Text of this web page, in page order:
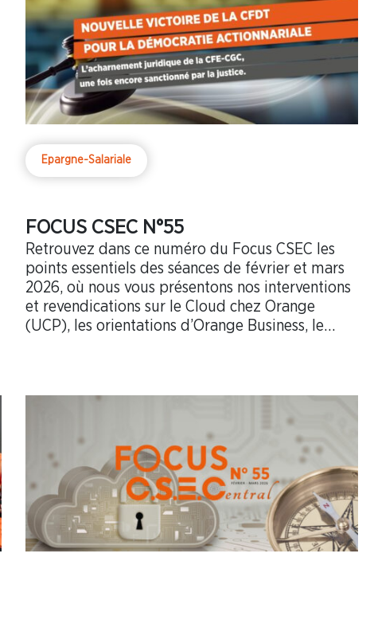
Epargne-Salariale
FOCUS CSEC N°55
Retrouvez dans ce numéro du Focus CSEC les
points essentiels des séances de février et mars
2026, où nous vous présentons nos interventions
et revendications sur le Cloud chez Orange
(UCP), les orientations d’Orange Business, le